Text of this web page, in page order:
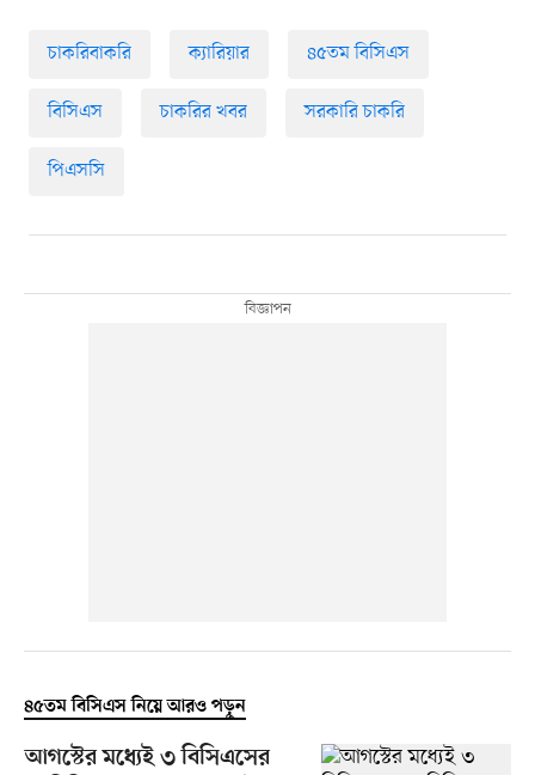
চাকরিবাকরি ক্যারিয়ার ৪৫তম বিসিএস
বিসিএস চাকরির খবর সরকারি চাকরি
পিএসসি
৪৫তম বিসিএস নিয়ে আরও পড়ুন
আগস্টের মধ্যেই ৩ বিসিএসের